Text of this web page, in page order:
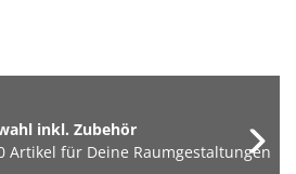
inkl. Zubehör
Artikel für Deine Raumgestaltungen